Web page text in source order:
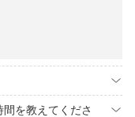
を教えてくださ